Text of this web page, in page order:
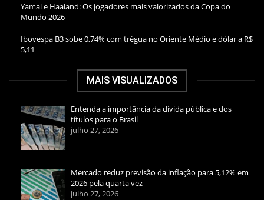
Yamal e Haaland: Os jogadores mais valorizados da Copa do
Mundo 2026
Ibovespa B3 sobe 0,74% com trégua no Oriente Médio e dólar a R$
5,11
MAIS VISUALIZADOS
Entenda a importância da dívida pública e dos
títulos para o Brasil
julho 27, 2026
Mercado reduz previsão da inflação para 5,12% em
2026 pela quarta vez
julho 27, 2026